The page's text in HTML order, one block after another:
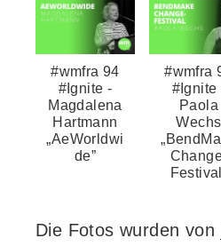
#wmfra 94
#Ignite -
Magdalena
Hartmann
„AeWorldwi
de”
#wmfra
#Ignite
Paola
Wechs
Die Fotos wurden von